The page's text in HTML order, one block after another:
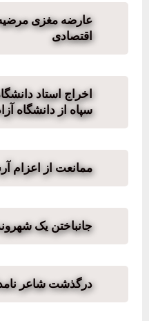
عارضه مغزی
اقتصادی
اخراج استاد
سپاه از دانشگاه
ممانعت از اعزام
جانباختن یک
درگذشت شاعر